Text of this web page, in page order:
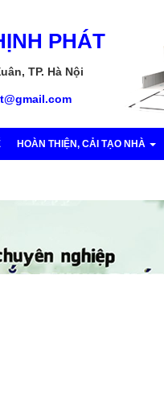
PHÁT
TP. Hà Nội
HOÀN THIỆN, CẢI TẠO NHÀ